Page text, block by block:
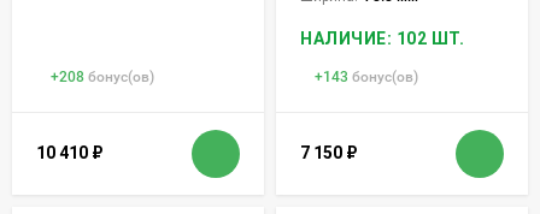
+208 бонус(ов)
10 410 ₽
НАЛИЧИЕ: 102 ШТ.
+143 бонус(ов)
7 150 ₽